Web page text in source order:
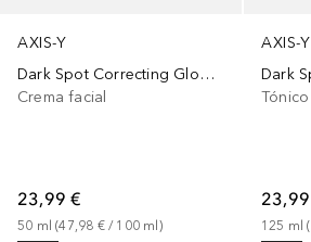
AXIS-Y
Dark Spot Correcting Glow Cream
Crema facial
23,99 €
50 ml (47,98 € / 100 ml )
AXIS-Y
Tónico
125 ml (